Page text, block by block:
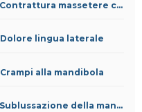
Contrattura massetere cause
Dolore lingua laterale
Crampi alla mandibola
Sublussazione della mandibola